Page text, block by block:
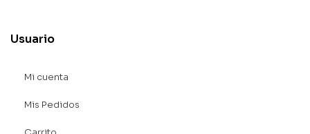
Usuario
Mi cuenta
Mis Pedidos